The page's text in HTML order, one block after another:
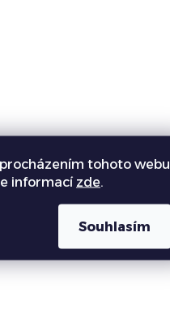
tohoto webu
informací zde.
Souhlasím